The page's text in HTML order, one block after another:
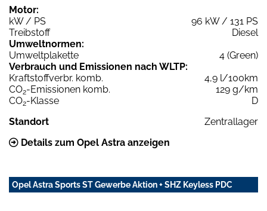
Motor:
kW / PS
96 kW / 131 PS
Treibstoff
Diesel
Umweltnormen:
Umweltplakette
4 (Green)
Verbrauch und Emissionen nach WLTP:
Kraftstoffverbr. komb.
4,9 l/100km
CO2-Emissionen komb.
129 g/km
CO2-Klasse
D
Standort
Zentrallager
Details zum Opel Astra anzeigen
Opel Astra Sports ST Gewerbe Aktion + SHZ Keyless PDC